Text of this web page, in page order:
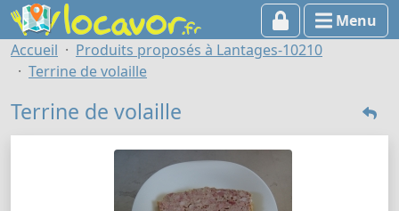
Menu
Accueil
Produits proposés à Lantages-10210
Terrine de volaille
Terrine de volaille